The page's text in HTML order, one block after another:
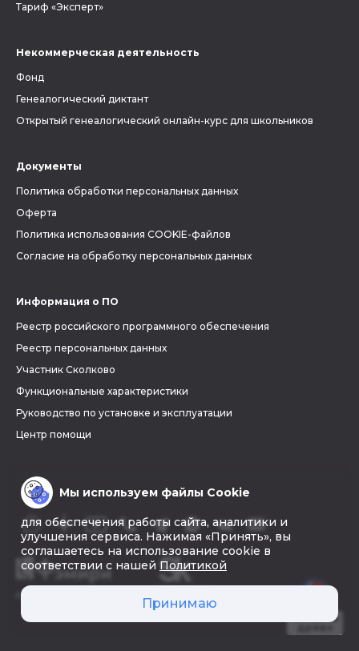
Тариф «Эксперт»
Некоммерческая деятельность
Фонд
Генеалогический диктант
Открытый генеалогический онлайн-курс для школьников
Документы
Политика обработки персональных данных
Оферта
Политика использования COOKIE-файлов
Согласие на обработку персональных данных
Информация о ПО
Реестр российского программного обеспечения
Реестр персональных данных
Участник Сколково
Функциональные характеристики
Руководство по установке и эксплуатации
Центр помощи
© 2026 «Фэмири»
Мы используем файлы Cookie
для обеспечения работы сайта, аналитики и
улучшения сервиса. Нажимая «Принять», вы
соглашаетесь на использование cookie в
соответствии с нашей Политикой
Принимаю
Создать